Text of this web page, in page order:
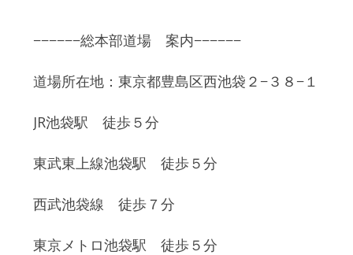
−−−−−−総本部道場 案内−−−−−−
道場所在地：東京都豊島区西池袋２−３８−１
JR池袋駅 徒歩５分
東武東上線池袋駅 徒歩５分
西武池袋線 徒歩７分
東京メトロ池袋駅 徒歩５分